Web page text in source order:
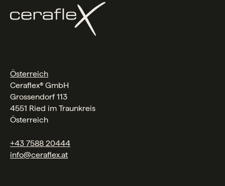
Österreich
Ceraflex® GmbH
Grossendorf 113
4551 Ried im Traunkreis
Österreich
+43 7588 20444
info@ceraflex.at